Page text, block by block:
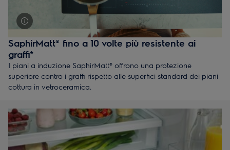
SaphirMatt® fino a 10 volte più resistente ai
graffi*
I piani a induzione SaphirMatt® offrono una protezione
superiore contro i graffi rispetto alle superfici standard dei piani
cottura in vetroceramica.